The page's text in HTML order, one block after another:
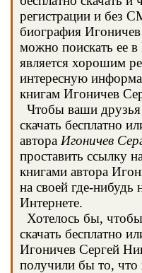
регистрации и без
биография
можно поискать ее
является хорошим
интересную
книгам Игоничев
Чтобы ваши
скачать бесплатно
автора Игоничев
проставить ссылку
книгами автора
на своей где-нибудь
Интернете.
Хотелось бы, чтобы
скачать бесплатно
Игоничев Сергей
получили бы то, что